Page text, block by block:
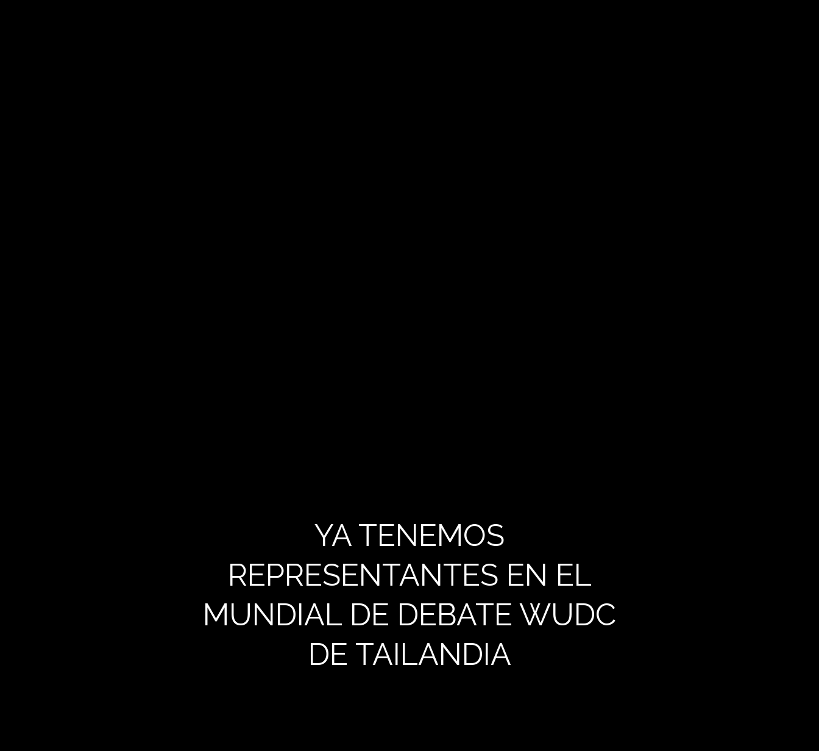
YA TENEMOS
REPRESENTANTES EN EL
MUNDIAL DE DEBATE WUDC
DE TAILANDIA